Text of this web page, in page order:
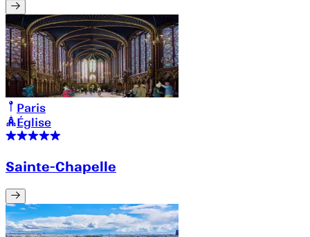
Paris
Église
Sainte-Chapelle